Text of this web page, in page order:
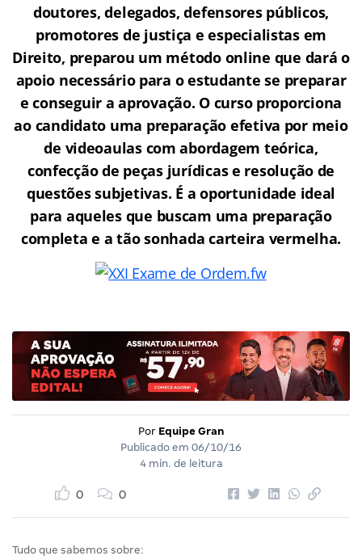
doutores, delegados, defensores públicos,
promotores de justiça e especialistas em
Direito, preparou um método online que dará o
apoio necessário para o estudante se preparar
e conseguir a aprovação. O curso proporciona
ao candidato uma preparação efetiva por meio
de videoaulas com abordagem teórica,
confecção de peças jurídicas e resolução de
questões subjetivas. É a oportunidade ideal
para aqueles que buscam uma preparação
completa e a tão sonhada carteira vermelha.
Por Equipe Gran
Publicado em 06/10/16
4 min. de leitura
0 0
Tudo que sabemos sobre: